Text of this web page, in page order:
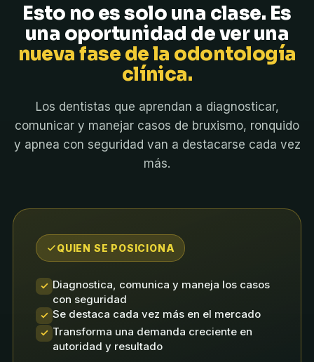
Esto no es solo una clase. Es
una oportunidad de ver una
nueva fase de la odontología
clínica.
Los dentistas que aprendan a diagnosticar,
comunicar y manejar casos de bruxismo, ronquido
y apnea con seguridad van a destacarse cada vez
más.
QUIEN SE POSICIONA
Diagnostica, comunica y maneja los casos
con seguridad
Se destaca cada vez más en el mercado
Transforma una demanda creciente en
autoridad y resultado